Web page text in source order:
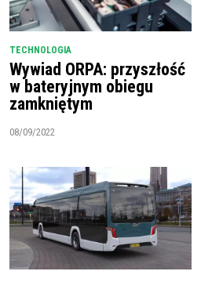
TECHNOLOGIA
Wywiad ORPA: przyszłość
w bateryjnym obiegu
zamkniętym
08/09/2022